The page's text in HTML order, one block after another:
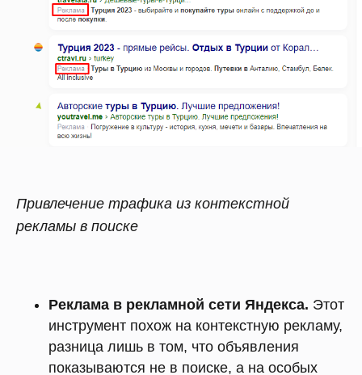
Привлечение трафика из контекстной
рекламы в поиске
Реклама в рекламной сети Яндекса. Этот
инструмент похож на контекстную рекламу,
разница лишь в том, что объявления
показываются не в поиске, а на особых